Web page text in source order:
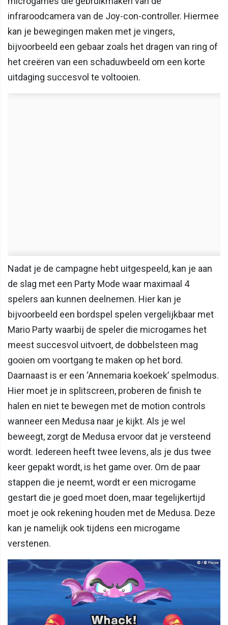
infraroodcamera van de Joy-con-controller. Hiermee
kan je bewegingen maken met je vingers,
bijvoorbeeld een gebaar zoals het dragen van ring of
het creëren van een schaduwbeeld om een korte
uitdaging succesvol te voltooien.
Nadat je de campagne hebt uitgespeeld, kan je aan
de slag met een Party Mode waar maximaal 4
spelers aan kunnen deelnemen. Hier kan je
bijvoorbeeld een bordspel spelen vergelijkbaar met
Mario Party waarbij de speler die microgames het
meest succesvol uitvoert, de dobbelsteen mag
gooien om voortgang te maken op het bord.
Daarnaast is er een ‘Annemaria koekoek’ spelmodus.
Hier moet je in splitscreen, proberen de finish te
halen en niet te bewegen met de motion controls
wanneer een Medusa naar je kijkt. Als je wel
beweegt, zorgt de Medusa ervoor dat je versteend
wordt. Iedereen heeft twee levens, als je dus twee
keer gepakt wordt, is het game over. Om de paar
stappen die je neemt, wordt er een microgame
gestart die je goed moet doen, maar tegelijkertijd
moet je ook rekening houden met de Medusa. Deze
kan je namelijk ook tijdens een microgame
verstenen.